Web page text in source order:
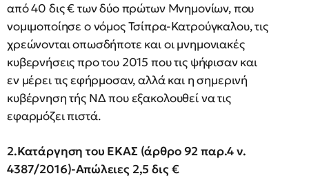
από 40 δις € των δύο πρώτων Μνημονίων, που
νομιμοποίησε ο νόμος Τσίπρα-Κατρούγκαλου, τις
χρεώνονται οπωσδήποτε και οι μνημονιακές
κυβερνήσεις προ του 2015 που τις ψήφισαν και
εν μέρει τις εφήρμοσαν, αλλά και η σημερινή
κυβέρνηση τής ΝΔ που εξακολουθεί να τις
εφαρμόζει πιστά.
2.Κατάργηση του ΕΚΑΣ (άρθρο 92 παρ.4 ν.
4387/2016)-Απώλειες 2,5 δις €